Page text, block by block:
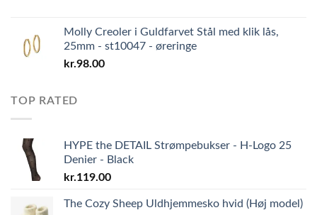
Molly Creoler i Guldfarvet Stål med klik lås,
25mm - st10047 - øreringe
kr.98.00
TOP RATED
HYPE the DETAIL Strømpebukser - H-Logo 25
Denier - Black
kr.119.00
The Cozy Sheep Uldhjemmesko hvid (Høj model)